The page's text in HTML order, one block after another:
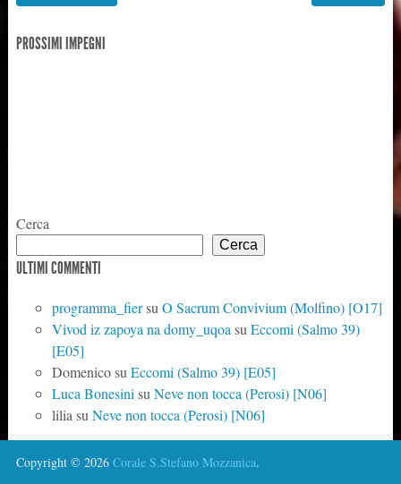
PROSSIMI IMPEGNI
Cerca
Cerca
ULTIMI COMMENTI
programma_fiersuO Sacrum Convivium (Molfino) [O17]
Vivod iz zapoya na domy_uqoasuEccomi (Salmo 39)
[E05]
DomenicosuEccomi (Salmo 39) [E05]
Luca BonesinisuNeve non tocca (Perosi) [N06]
liliasuNeve non tocca (Perosi) [N06]
Copyright © 2026 Corale S.Stefano Mozzanica.